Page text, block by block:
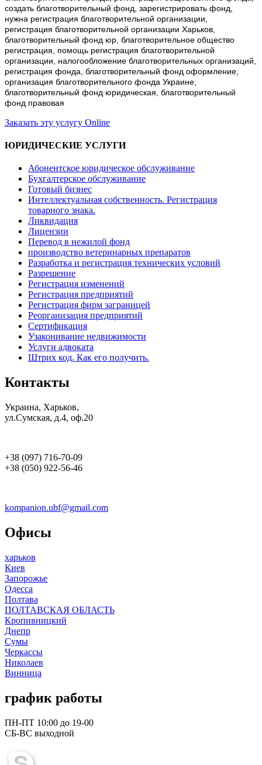
создать благотворительный фонд, зарегистрировать фонд,
нужна регистрация благотворительной организации,
регистрация благотворительной организации Харьков,
благотворительный фонд юр, благотворительное общество
регистрация, помощь регистрация благотворительной
организации, налогообложение благотворительных организаций,
регистрация фонда, благотворительный фонд оформление,
организация благотворительного фонда Украине,
благотворительный фонд юридическая, благотворительный
фонд правовая
Заказать эту услугу Online
ЮРИДИЧЕСКИЕ УСЛУГИ
Абонентское юридическое обслуживание
Бухгалтерское обслуживание
Готовый бизнес
Интеллектуальная собственность. Регистрация
товарного знака.
Ликвидация
Лицензии
Перевод в нежилой фонд
производство ветеринарных препаратов
Разработка и регистрация технических условий
Разрешение
Регистрация изменений
Регистрация предприятий
Регистрация фирм заграницей
Реорганизация предприятий
Сертификация
Узаконивание недвижимости
Услуги адвоката
Штрих код. Как его получить.
Контакты
Украина, Харьков,
ул.Сумская, д.4, оф.20
+38 (097) 716-70-09
+38 (050) 922-56-46
kompanion.ubf@gmail.com
Офисы
харьков
Киев
Запорожье
Одесса
Полтава
ПОЛТАВСКАЯ ОБЛАСТЬ
Кропивницкий
Днепр
Сумы
Черкассы
Николаев
Винница
график работы
ПН-ПТ 10:00 до 19-00
СБ-ВС выходной